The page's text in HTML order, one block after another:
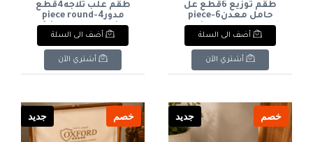
طقم توزيع 6قطع عل
حامل معدن6-piece
serving set on a metal
stand
أضف الى السلة
أشتري الآن
طقم علب ثلاجه4قطع
مدور4-piece round
refrigerator container
set
أضف الى السلة
أشتري الآن
خصم جديد خصم جديد